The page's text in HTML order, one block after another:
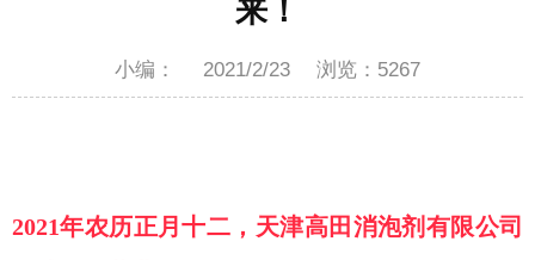
来！
小编： 2021/2/23 浏览： 5267
2021年农历 正月十二，天津高田消泡剂 有限公司